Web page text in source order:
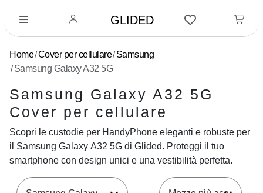
GLIDED
Home Cover per cellulare Samsung
Samsung Galaxy A32 5G
Samsung Galaxy A32 5G
Cover per cellulare
Scopri le custodie per HandyPhone eleganti e robuste per
il Samsung Galaxy A32 5G di Glided. Proteggi il tuo
smartphone con design unici e una vestibilità perfetta.